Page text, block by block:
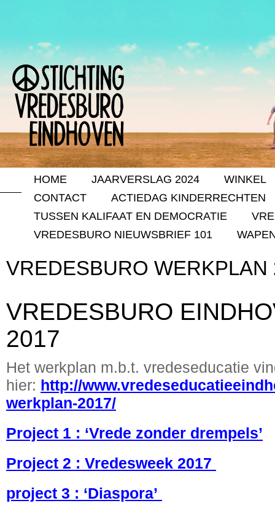
HOME JAARVERSLAG 2024
WINKEL
CONTACT
ACTIEDAG KINDERRECHTEN
TUSSEN KALIFAAT EN DEMOCRATIE
VREDESBURO NIEUWSBRIEF 101
VREDESBURO WERKPLAN
VREDESBURO
2017
Het werkplan m.b.t. vredeseducatie
hier: http://
werkplan-2017/
Project 1 : ‘Vrede zonder drempels’
Project 2 : Vredesweek 2017
project 3 : ‘Diaspora’